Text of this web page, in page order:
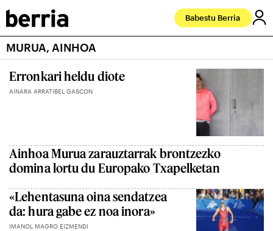
Babestu Berria
MURUA, AINHOA
Erronkari heldu diote
AINARA ARRATIBEL GASCON
Ainhoa Murua zarauztarrak brontzezko
domina lortu du Europako Txapelketan
«Lehentasuna oina sendatzea
da: hura gabe ez noa inora»
IMANOL MAGRO EIZMENDI